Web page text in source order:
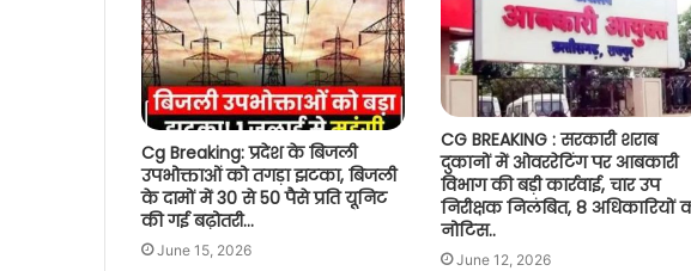
Cg Breaking: प्रदेश के बिजली
उपभोक्ताओं को तगड़ा झटका, बिजली
के दामों में 30 से 50 पैसे प्रति यूनिट
की गई बढ़ोतरी…
June 15, 2026
CG BREAKING : सरकारी शराब
दुकानों में ओवररेटिंग पर आबकारी
विभाग की बड़ी कार्रवाई, चार उप
निरीक्षक निलंबित, 8 अधिकारियों
नोटिस..
June 12, 2026